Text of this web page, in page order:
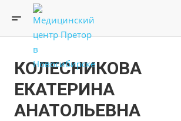
КОЛЕСНИКОВА
ЕКАТЕРИНА
АНАТОЛЬЕВНА